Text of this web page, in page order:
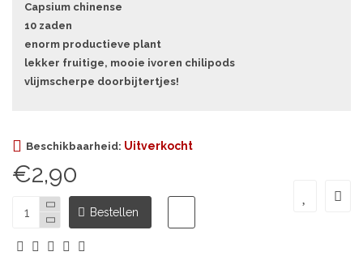
Capsium chinense
10 zaden
enorm productieve plant
lekker fruitige, mooie ivoren chilipods
vlijmscherpe doorbijtertjes!
Beschikbaarheid: Uitverkocht
€2,90
Bestellen